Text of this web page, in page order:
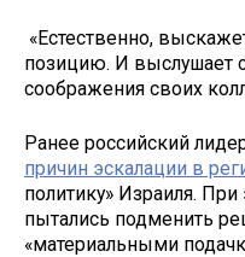
«Естественно,
позицию. И выслушает
соображения своих
Ранее российский
причин эскалации в
политику» Израиля.
пытались подменить
«материальными